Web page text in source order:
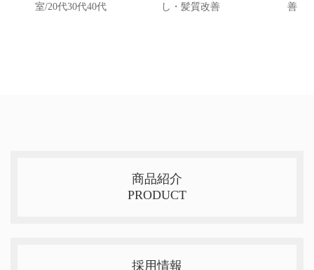
室/20代30代40代
し・髪質改善
善
商品紹介
PRODUCT
採用情報